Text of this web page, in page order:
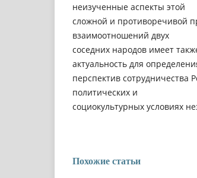
неизученные аспекты этой
сложной и противоречивой
взаимоотношений двух
соседних народов имеет
актуальность для
перспектив сотрудничества
политических и
социокультурных условиях
Похожие статьи